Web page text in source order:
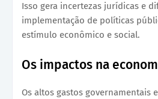
Isso gera incertezas jurídicas e
implementação de políticas
estímulo econômico e social.
Os impactos na
Os altos gastos governamentais